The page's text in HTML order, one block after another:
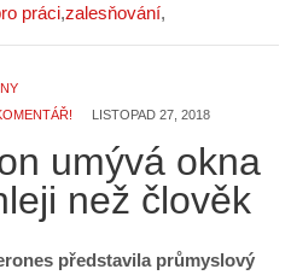
práci zalesňování
LISTOPAD 27, 2018
umývá okna
než člověk
představila průmyslový